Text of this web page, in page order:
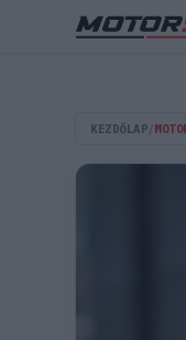
KEZDŐLAP